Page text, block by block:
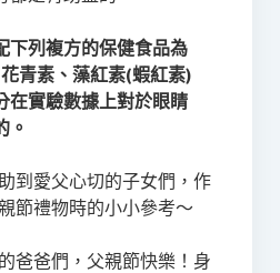
下列複方的保健食品為
青素、藻紅素(蝦紅素)
實驗數據上對於眼睛
。
到愛父心切的子女們，作
節禮物時的小小參考～
爸爸們，父親節快樂！身